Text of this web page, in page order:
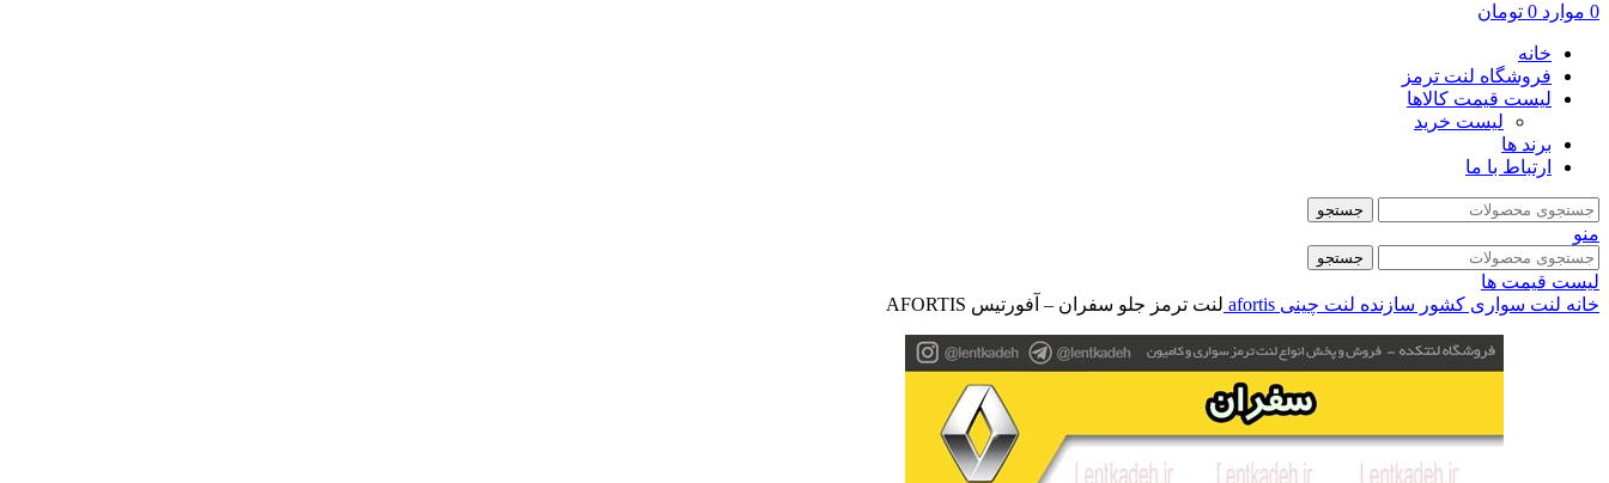
0 موارد 0 تومان
خانه
فروشگاه لنت ترمز
لیست قیمت کالاها
لیست خرید
برند ها
ارتباط با ما
جستجو
منو
جستجو
لیست قیمت ها
خانه لنت سواری کشور سازنده لنت چینی afortis لنت ترمز جلو سفران – آفورتیس AFORTIS